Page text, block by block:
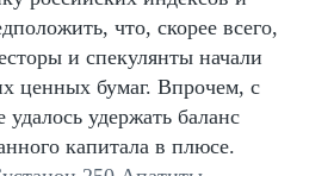
что, скорее всего,
и спекулянты начали
ценных бумаг. Впрочем, с
удалось удержать баланс
капитала в плюсе.